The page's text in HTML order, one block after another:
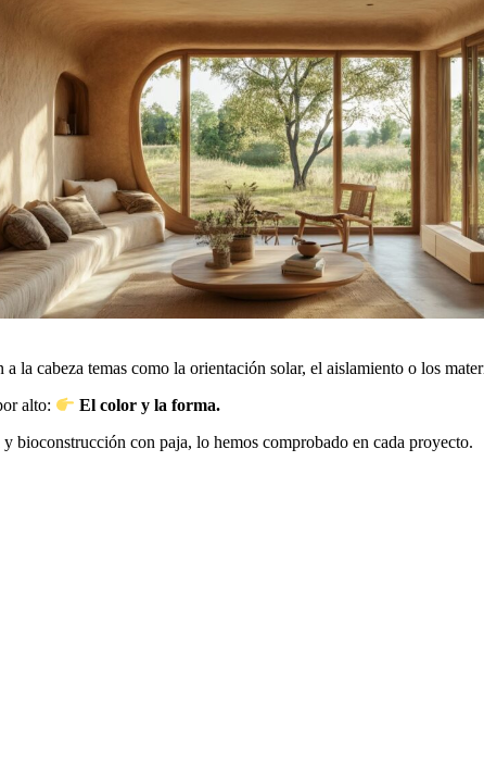
la cabeza temas como la orientación solar, el aislamiento o los
alto:
El color y la forma.
bioconstrucción con paja, lo hemos comprobado en cada proyecto.